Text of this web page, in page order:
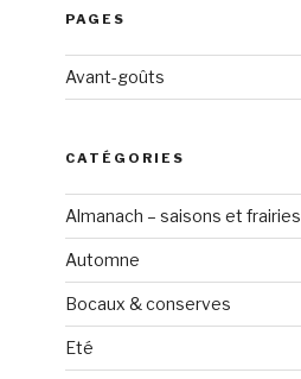
PAGES
Avant-goûts
CATÉGORIES
Almanach – saisons et frairies
Automne
Bocaux & conserves
Eté